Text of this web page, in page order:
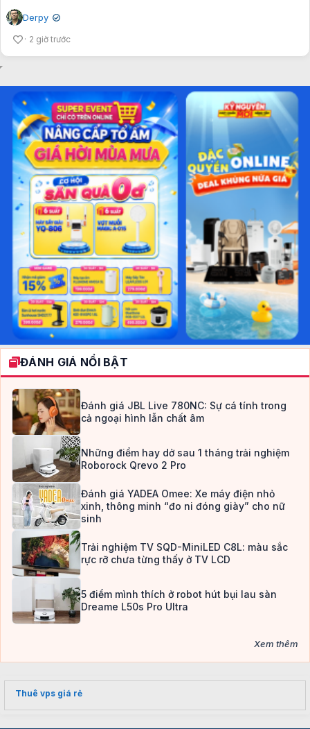
Derpy ✔
2 giờ trước
ĐÁNH GIÁ NỔI BẬT
Đánh giá JBL Live 780NC: Sự cá tính trong
cả ngoại hình lẫn chất âm
Những điểm hay dở sau 1 tháng trải nghiệm
Roborock Qrevo 2 Pro
Đánh giá YADEA Omee: Xe máy điện nhỏ
xinh, thông minh “đo ni đóng giày” cho nữ
sinh
Trải nghiệm TV SQD-MiniLED C8L: màu sắc
rực rỡ chưa từng thấy ở TV LCD
5 điểm mình thích ở robot hút bụi lau sàn
Dreame L50s Pro Ultra
Xem thêm
Thuê vps giá rẻ